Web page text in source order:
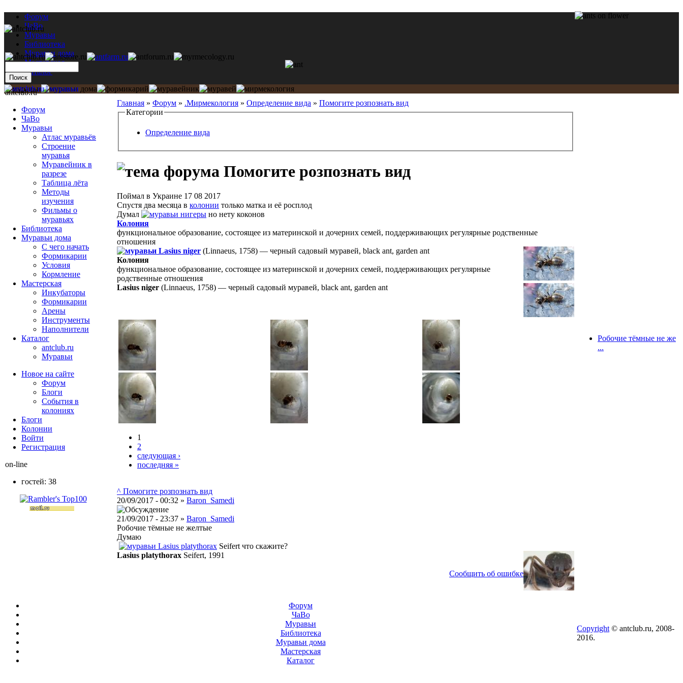
Форум
ЧаВо
Муравьи
Библиотека
Муравьи дома
Мастерская
Каталог
Главная » Форум » .Мирмекология » Определение вида » Помогите розпознать вид
Категории
Определение вида
Помогите розпознать вид
Поймал в Украине 17 08 2017
Спустя два месяца в колонии только матка и её росплод
Думал
нигеры но нету коконов
Колония
функциональное образование, состоящее из материнской и дочерних семей, поддерживающих регулярные родственные
отношения
Lasius niger (Linnaeus, 1758) — черный садовый муравей, black ant, garden ant
Колония
функциональное образование, состоящее из материнской и дочерних семей, поддерживающих регулярные
родственные отношения
Lasius niger (Linnaeus, 1758) — черный садовый муравей, black ant, garden ant
1
2
следующая ›
последняя »
^ Помогите розпознать вид
20/09/2017 - 00:32 » Baron_Samedi
21/09/2017 - 23:37 » Baron_Samedi
Робочие тёмные не желтые
Думаю
Lasius platythorax Seifert что скажите?
Lasius platythorax Seifert, 1991
Сообщить об ошибке
antclub.ru
Форум
ЧаВо
Муравьи
Атлас муравьёв
Строение
муравья
Муравейник в
разрезе
Таблица лёта
Методы
изучения
Фильмы о
муравьях
Библиотека
Муравьи дома
С чего начать
Формикарии
Условия
Кормление
Мастерская
Инкубаторы
Формикарии
Арены
Инструменты
Наполнители
Каталог
antclub.ru
Муравьи
Новое на сайте
Форум
Блоги
События в
колониях
Блоги
Колонии
Войти
Peгиcтpaция
on-line
гостей: 38
Робочие тёмные не же
...
Форум
ЧаВо
Муравьи
Библиотека
Муравьи дома
Мастерская
Каталог
Copyright © antclub.ru, 2008-
2016.